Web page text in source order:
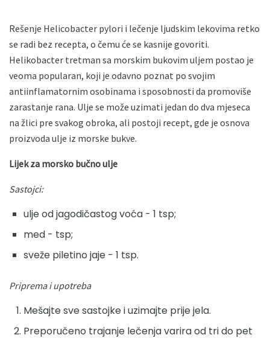
Rešenje Helicobacter pylori i lečenje ljudskim lekovima retko
se radi bez recepta, o čemu će se kasnije govoriti.
Helikobacter tretman sa morskim bukovim uljem postao je
veoma popularan, koji je odavno poznat po svojim
antiinflamatornim osobinama i sposobnosti da promoviše
zarastanje rana. Ulje se može uzimati jedan do dva mjeseca
na žlici pre svakog obroka, ali postoji recept, gde je osnova
proizvoda ulje iz morske bukve.
Lijek za morsko bučno ulje
Sastojci:
ulje od jagodičastog voća - 1 tsp;
med - tsp;
sveže piletino jaje - 1 tsp.
Priprema i upotreba
Mešajte sve sastojke i uzimajte prije jela.
Preporučeno trajanje lečenja varira od tri do pet